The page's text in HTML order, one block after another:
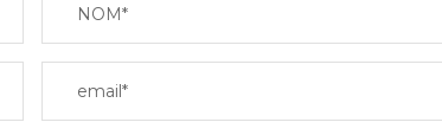
NOM*
email*